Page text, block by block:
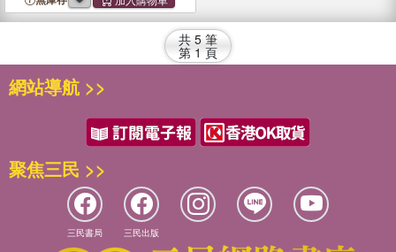
共 5 筆
第 1 頁
網站導航 >>
聚焦三民 >>
三民書局 三民出版